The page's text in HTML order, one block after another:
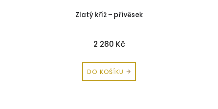
Zlatý kříž – přívěsek
2 280 Kč
DO KOŠÍKU